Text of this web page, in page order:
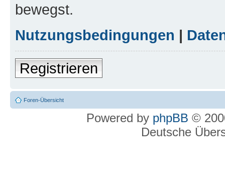
bewegst.
Nutzungsbedingungen |
Registrieren
Foren-Übersicht
Powered by phpBB ©
Deutsche